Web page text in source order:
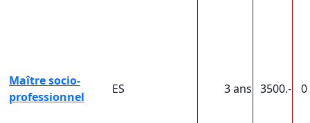
Maître socio-
professionnel
ES 3 ans 3500.- 0